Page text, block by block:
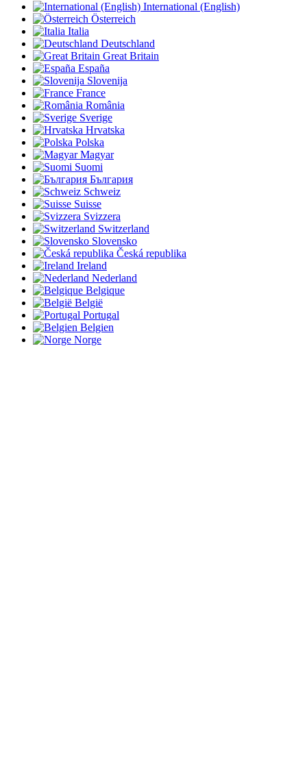
International (English)
Österreich
Italia
Deutschland
Great Britain
España
Slovenija
France
România
Sverige
Hrvatska
Polska
Magyar
Suomi
България
Schweiz
Suisse
Svizzera
Switzerland
Slovensko
Česká republika
Ireland
Nederland
Belgique
België
Portugal
Belgien
Norge